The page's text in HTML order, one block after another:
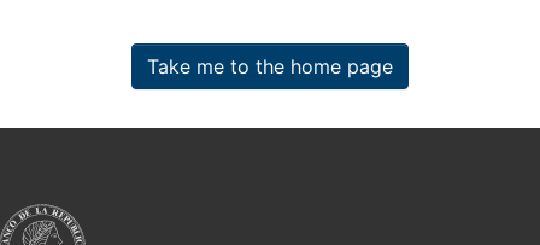
Take me to the home page